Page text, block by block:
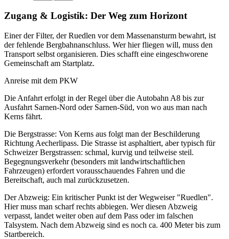
Zugang & Logistik: Der Weg zum Horizont
Einer der Filter, der Ruedlen vor dem Massenansturm bewahrt, ist
der fehlende Bergbahnanschluss. Wer hier fliegen will, muss den
Transport selbst organisieren. Dies schafft eine eingeschworene
Gemeinschaft am Startplatz.
Anreise mit dem PKW
Die Anfahrt erfolgt in der Regel über die Autobahn A8 bis zur
Ausfahrt Sarnen-Nord oder Sarnen-Süd, von wo aus man nach
Kerns fährt.
Die Bergstrasse: Von Kerns aus folgt man der Beschilderung
Richtung Aecherlipass. Die Strasse ist asphaltiert, aber typisch für
Schweizer Bergstrassen: schmal, kurvig und teilweise steil.
Begegnungsverkehr (besonders mit landwirtschaftlichen
Fahrzeugen) erfordert vorausschauendes Fahren und die
Bereitschaft, auch mal zurückzusetzen.
Der Abzweig: Ein kritischer Punkt ist der Wegweiser "Ruedlen".
Hier muss man scharf rechts abbiegen. Wer diesen Abzweig
verpasst, landet weiter oben auf dem Pass oder im falschen
Talsystem. Nach dem Abzweig sind es noch ca. 400 Meter bis zum
Startbereich.